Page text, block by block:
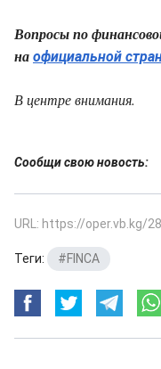
Вопросы по
на официальной
В центре внимания.
Сообщи свою новость:
URL: https://oper.vb.kg/
Теги: #FINCA